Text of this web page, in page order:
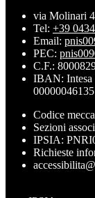
via Molinari
Tel: +39
Email:
PEC:
C.F.:
IBAN: Intesa
00000046135
Codice
Sezioni
IPSIA:
Richieste